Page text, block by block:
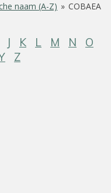
naam (A-Z) » COBAEA
J K L M N
O
Z